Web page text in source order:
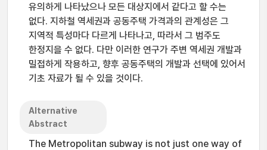
유의하게 나타났으나 모든 대상지에서 같다고 할 수는
없다. 지하철 역세권과 공동주택 가격과의 관계성은 그
지역적 특성마다 다르게 나타나고, 따라서 그 범주도
한정지을 수 없다. 다만 이러한 연구가 주변 역세권 개발과
밀접하게 작용하고, 향후 공동주택의 개발과 선택에 있어서
기초 자료가 될 수 있을 것이다.
Alternative
Abstract
The Metropolitan subway is not just one way of